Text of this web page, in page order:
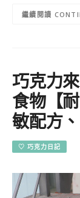
巧克力
食物【
敏配方
♡ 巧克力日記